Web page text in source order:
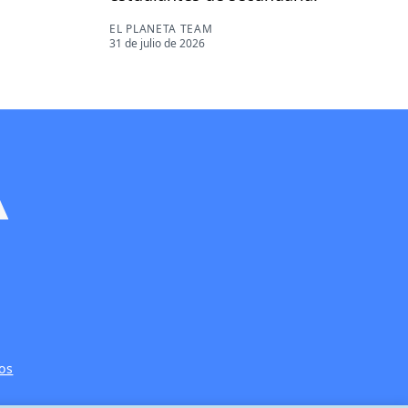
EL PLANETA TEAM
31 de julio de 2026